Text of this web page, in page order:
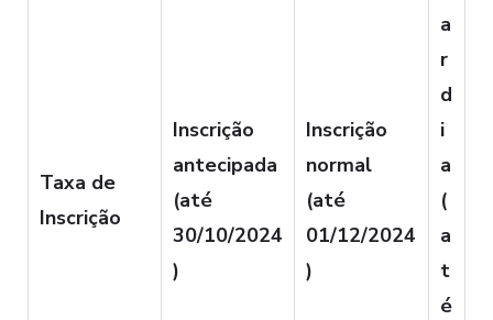
Taxa de
Inscrição
Inscrição
antecipada
(até
30/10/2024
)
Inscrição
normal
(até
01/12/2024
)
a
r
d
i
a
(
a
t
é